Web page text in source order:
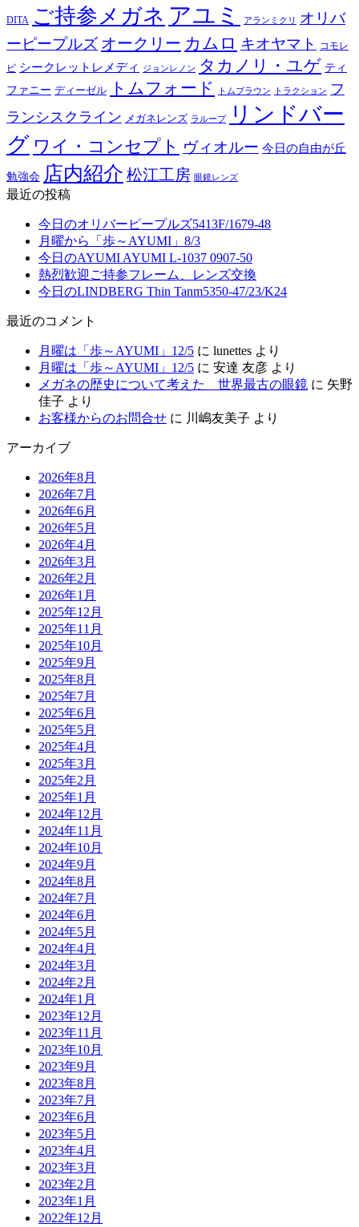
DITA ご持参メガネ アユミ アランミクリ
オリバ
ーピープルズ オークリー カムロ キオヤマト
コモレ
ビ シークレットレメディ ジョンレノン タカノリ・ユゲ ティ
ファニー ディーゼル トムフォード トムブラウン トラクション フ
ランシスクライン メガネレンズ ラループ
リンドバー
グ ワイ・コンセプト ヴィオルー 今日の自由が丘
勉強会 店内紹介 松江工房 眼鏡レンズ
最近の投稿
今日のオリバーピープルズ5413F/1679-48
月曜から「歩～AYUMI」8/3
今日のAYUMI AYUMI L-1037 0907-50
熱烈歓迎ご持参フレーム、レンズ交換
今日のLINDBERG Thin Tanm5350-47/23/K24
最近のコメント
月曜は「歩～AYUMI」12/5 に lunettes より
月曜は「歩～AYUMI」12/5 に 安達 友彦 より
メガネの歴史について考えた 世界最古の眼鏡 に 矢野
佳子 より
お客様からのお問合せ に 川嶋友美子 より
アーカイブ
2026年8月
2026年7月
2026年6月
2026年5月
2026年4月
2026年3月
2026年2月
2026年1月
2025年12月
2025年11月
2025年10月
2025年9月
2025年8月
2025年7月
2025年6月
2025年5月
2025年4月
2025年3月
2025年2月
2025年1月
2024年12月
2024年11月
2024年10月
2024年9月
2024年8月
2024年7月
2024年6月
2024年5月
2024年4月
2024年3月
2024年2月
2024年1月
2023年12月
2023年11月
2023年10月
2023年9月
2023年8月
2023年7月
2023年6月
2023年5月
2023年4月
2023年3月
2023年2月
2023年1月
2022年12月